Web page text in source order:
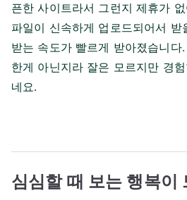
픈한 사이트라서 그런지 제휴가
파일이 신속하게 업로드되어서
받는 속도가 빨르게 받아졌습니
한게 아닌지라 잘은 모르지만 경
네요.
심심할 때 보는 행복이